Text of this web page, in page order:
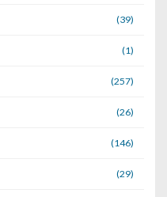
(39)
(1)
(257)
(26)
(146)
(29)